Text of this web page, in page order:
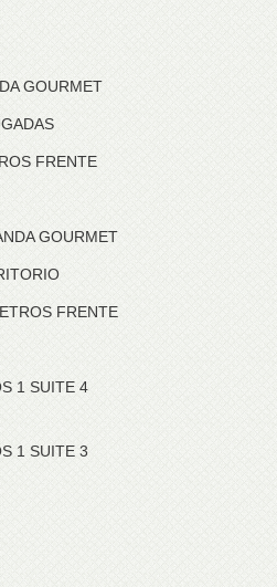
GOURMET
FRENTE
GOURMET
FRENTE
1 SUITE 4
1 SUITE 3